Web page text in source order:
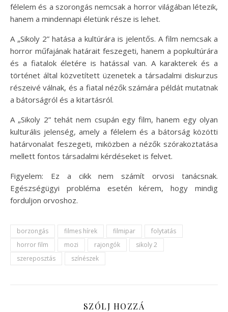
félelem és a szorongás nemcsak a horror világában létezik,
hanem a mindennapi életünk része is lehet.
A „Sikoly 2” hatása a kultúrára is jelentős. A film nemcsak a
horror műfajának határait feszegeti, hanem a popkultúrára
és a fiatalok életére is hatással van. A karakterek és a
történet által közvetített üzenetek a társadalmi diskurzus
részeivé válnak, és a fiatal nézők számára példát mutatnak
a bátorságról és a kitartásról.
A „Sikoly 2” tehát nem csupán egy film, hanem egy olyan
kulturális jelenség, amely a félelem és a bátorság közötti
határvonalat feszegeti, miközben a nézők szórakoztatása
mellett fontos társadalmi kérdéseket is felvet.
Figyelem: Ez a cikk nem számít orvosi tanácsnak.
Egészségügyi probléma esetén kérem, hogy mindig
forduljon orvoshoz.
borzongás filmes hírek filmipar
folytatás
horror film
mozi rajongók
sikoly 2
szereposztás
színészek
SZÓLJ HOZZÁ